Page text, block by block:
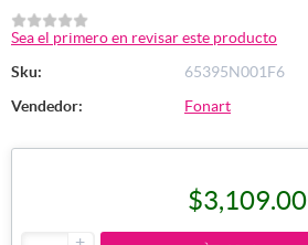
Sea el primero en revisar este producto
Sku:
65395N001F6
Vendedor:
Fonart
$3,109.00